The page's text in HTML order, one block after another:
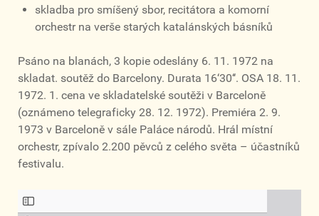
skladba pro smíšený sbor, recitátora a komorní
orchestr na verše starých katalánských básníků
Psáno na blanách, 3 kopie odeslány 6. 11. 1972 na
skladat. soutěž do Barcelony. Durata 16‘30‘‘. OSA 18. 11.
1972. 1. cena ve skladatelské soutěži v Barceloně
(oznámeno telegraficky 28. 12. 1972). Premiéra 2. 9.
1973 v Barceloně v sále Paláce národů. Hrál místní
orchestr, zpívalo 2.200 pěvců z celého světa – účastníků
festivalu.